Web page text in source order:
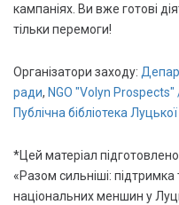
кампаніях. Ви вже готові
тільки перемоги!
Організатори заходу:
ради, NGO "Volyn
Публічна бібліотека
*Цей матеріал
«Разом сильніші:
національних меншин у